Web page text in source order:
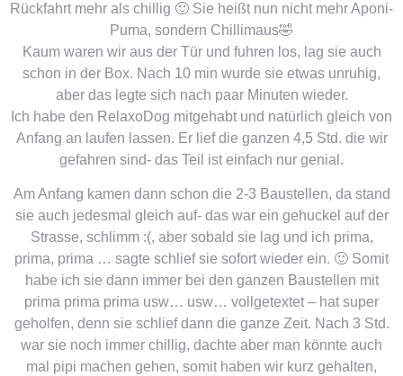
Rückfahrt mehr als chillig 🙂 Sie heißt nun nicht mehr Aponi-
Puma, sondern Chillimaus🤣
Kaum waren wir aus der Tür und fuhren los, lag sie auch
schon in der Box. Nach 10 min wurde sie etwas unruhig,
aber das legte sich nach paar Minuten wieder.
Ich habe den RelaxoDog mitgehabt und natürlich gleich von
Anfang an laufen lassen. Er lief die ganzen 4,5 Std. die wir
gefahren sind- das Teil ist einfach nur genial.
Am Anfang kamen dann schon die 2-3 Baustellen, da stand
sie auch jedesmal gleich auf- das war ein gehuckel auf der
Strasse, schlimm :(, aber sobald sie lag und ich prima,
prima, prima … sagte schlief sie sofort wieder ein. 🙂 Somit
habe ich sie dann immer bei den ganzen Baustellen mit
prima prima prima usw… usw… vollgetextet – hat super
geholfen, denn sie schlief dann die ganze Zeit. Nach 3 Std.
war sie noch immer chillig, dachte aber man könnte auch
mal pipi machen gehen, somit haben wir kurz gehalten,